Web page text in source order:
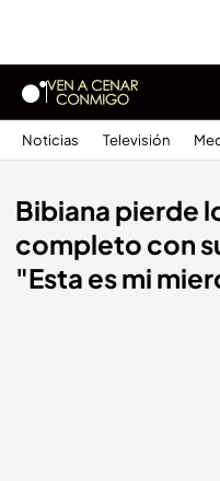
Noticias Televisión
Bibiana pierde
completo con
"Esta es mi